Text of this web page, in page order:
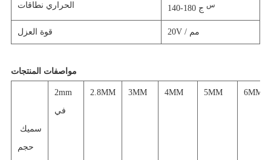
الحراري نطاقات 140-180 س ج
قوة العزل 20V / مم
مواصفات المنتجات
سميك
حجم
2mm
في
2.8MM 3MM 4MM 5MM 6MM